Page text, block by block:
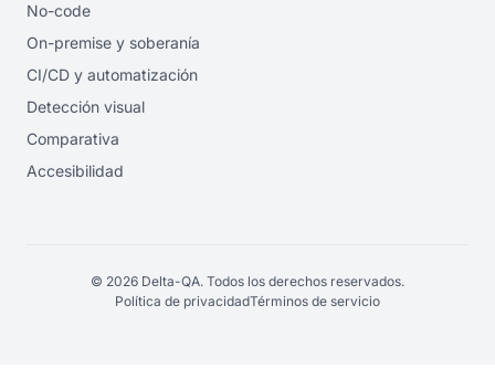
No-code
On-premise y soberanía
CI/CD y automatización
Detección visual
Comparativa
Accesibilidad
© 2026 Delta-QA. Todos los derechos reservados.
Política de privacidadTérminos de servicio